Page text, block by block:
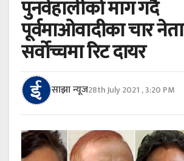
पुनर्वहालीको माग गर्दै
पूर्वमाओवादीका चार
सर्वोच्चमा रिट दायर
साझा न्यूज28th July 2021 , 3:20 PM